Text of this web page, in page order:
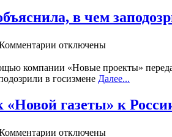
в чем
отключены
компании «Новые проекты»
в госизмене Далее...
газеты» к
отключены